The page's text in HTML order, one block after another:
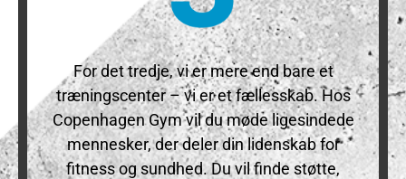
For det tredje, vi er mere end bare et
træningscenter – vi er et fællesskab. Hos
Copenhagen Gym vil du møde ligesindede
mennesker, der deler din lidenskab for
fitness og sundhed. Du vil finde støtte,